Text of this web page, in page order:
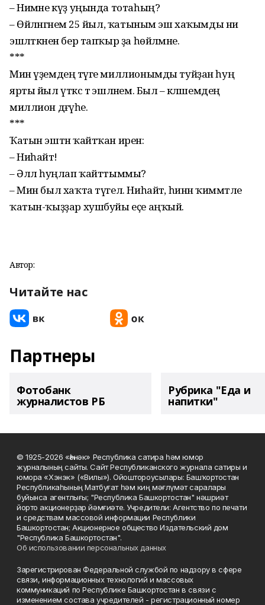
– Нимәне күҙ уңында тотаһың?
– Өйләнгәнемә 25 йыл, ҡатыным эш хаҡымды ни
эшләткәнен бер тапҡыр ҙа һөйләмәне.
***
Мин үҙемдең тәүге миллионымды туйҙан һуң
ярты йыл үткәс тә эшләнем. Был – кәләшемдең
миллион дәғүәһе.
***
Ҡатын эштән ҡайтҡан иренә:
– Ниһайәт!
– Әллә һуңлап ҡайттым­мы?
– Мин был хаҡта түгел. Ниһайәт, һинән ҡиммәтле
ҡатын-ҡыҙҙар хушбуйы еҫе аңҡый.
Автор:
Читайте нас
Партнеры
Фотобанк
журналистов РБ
Рубрика "Еда и
напитки"
© 1925-2026 «Һәнәк» Республика сатира һәм юмор
журналының сайты. Сайт Республиканского журнала сатиры и
юмора «Хэнэк» («Вилы»). Ойоштороусылары: Башҡортостан
Республикаһының Матбуғат һәм киң мәғлүмәт саралары
буйынса агентлығы; "Республика Башкортостан" нәшриәт
йорто акционерҙар йәмғиәте. Учредители: Агентство по печати
и средствам массовой информации Республики
Башкортостан; Акционерное общество Издательский дом
"Республика Башкортостан".
Об использовании персональных данных
Зарегистрирован Федеральной службой по надзору в сфере
связи, информационных технологий и массовых
коммуникаций по Республике Башкортостан в связи с
изменением состава учредителей - регистрационный номер